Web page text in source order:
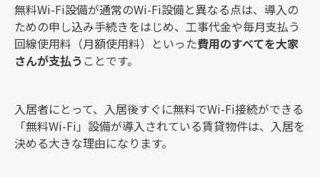
無料Wi-Fi設備が通常のWi-Fi設備と異なる点は、導入の
ための申し込み手続きをはじめ、工事代金や毎月支払う
回線使用料（月額使用料）といった費用のすべてを大家
さんが支払う ことです。
入居者にとって、入居後すぐに無料でWi-Fi接続ができる
「無料Wi-Fi」設備が導入されている賃貸物件は、入居を
決める大きな理由になります。